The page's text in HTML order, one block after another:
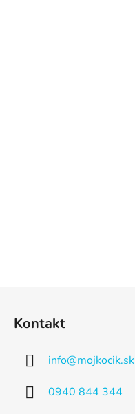
Kontakt
info@mojkocik.sk
0940 844 344